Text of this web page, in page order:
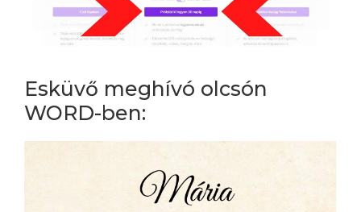
Esküvő meghívó olcsón
WORD-ben: